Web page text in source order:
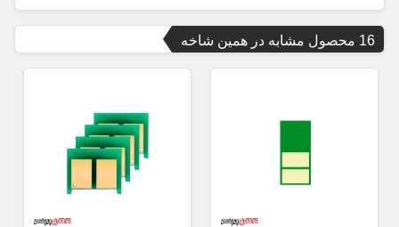
16 محصول مشابه در همین شاخه